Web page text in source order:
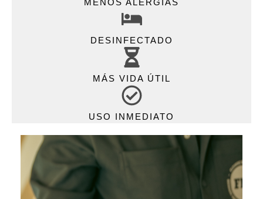
MENOS ALERGIAS
DESINFECTADO
MÁS VIDA ÚTIL
USO INMEDIATO